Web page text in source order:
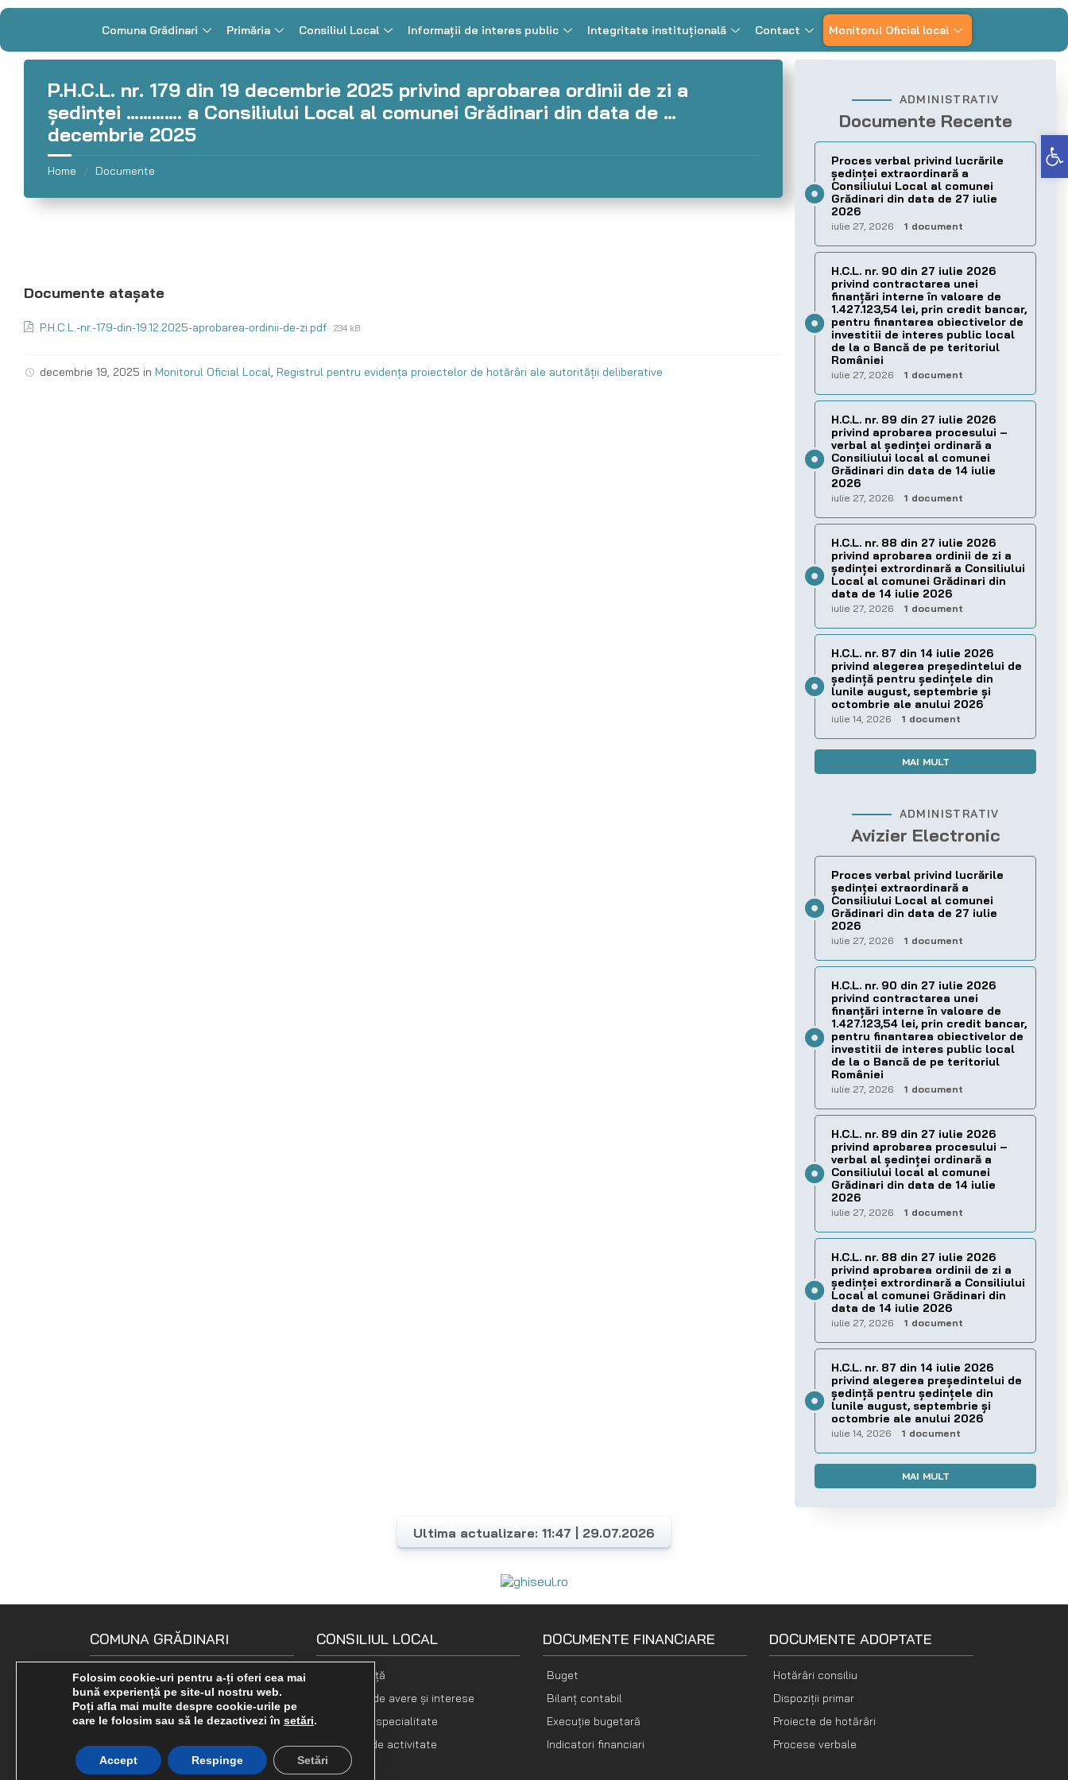
Deschide bara de unelte
Comuna Grădinari Primăria Consiliul Local Informații de interes public Integritate instituțională Contact Monitorul Oficial local
P.H.C.L. nr. 179 din 19 decembrie 2025 privind aprobarea ordinii de zi a
şedinţei …………. a Consiliului Local al comunei Grădinari din data de …
decembrie 2025
Home / Documente
P.H.C.L.-nr.-179-din-19.12.2025-aprobarea-ordinii-de-zi.pdf 234 kB
decembrie 19, 2025 in Monitorul Oficial Local, Registrul pentru evidența proiectelor de hotărâri ale autorității deliberative
ADMINISTRATIV
Documente Recente
Proces verbal privind lucrările
ședinței extraordinară a
Consiliului Local al comunei
Grădinari din data de 27 iulie
2026
iulie 27, 2026 1 document
H.C.L. nr. 90 din 27 iulie 2026
privind contractarea unei
finanțări interne în valoare de
1.427.123,54 lei, prin credit bancar,
pentru finantarea obiectivelor de
investitii de interes public local
de la o Bancă de pe teritoriul
României
iulie 27, 2026 1 document
H.C.L. nr. 89 din 27 iulie 2026
privind aprobarea procesului –
verbal al şedinţei ordinară a
Consiliului local al comunei
Grădinari din data de 14 iulie
2026
iulie 27, 2026 1 document
H.C.L. nr. 88 din 27 iulie 2026
privind aprobarea ordinii de zi a
şedinţei extrordinară a Consiliului
Local al comunei Grădinari din
data de 14 iulie 2026
iulie 27, 2026 1 document
H.C.L. nr. 87 din 14 iulie 2026
privind alegerea preşedintelui de
şedinţă pentru ședințele din
lunile august, septembrie și
octombrie ale anului 2026
iulie 14, 2026 1 document
MAI MULT
ADMINISTRATIV
Avizier Electronic
Proces verbal privind lucrările
ședinței extraordinară a
Consiliului Local al comunei
Grădinari din data de 27 iulie
2026
iulie 27, 2026 1 document
H.C.L. nr. 90 din 27 iulie 2026
privind contractarea unei
finanțări interne în valoare de
1.427.123,54 lei, prin credit bancar,
pentru finantarea obiectivelor de
investitii de interes public local
de la o Bancă de pe teritoriul
României
iulie 27, 2026 1 document
H.C.L. nr. 89 din 27 iulie 2026
privind aprobarea procesului –
verbal al şedinţei ordinară a
Consiliului local al comunei
Grădinari din data de 14 iulie
2026
iulie 27, 2026 1 document
H.C.L. nr. 88 din 27 iulie 2026
privind aprobarea ordinii de zi a
şedinţei extrordinară a Consiliului
Local al comunei Grădinari din
data de 14 iulie 2026
iulie 27, 2026 1 document
H.C.L. nr. 87 din 14 iulie 2026
privind alegerea preşedintelui de
şedinţă pentru ședințele din
lunile august, septembrie și
octombrie ale anului 2026
iulie 14, 2026 1 document
MAI MULT
Ultima actualizare: 11:47 | 29.07.2026
COMUNA GRĂDINARI
Loc. Gradinari, str. Principala, Nr.
190
0255 575 722
primariagradinari@yahoo.com
CONSILIUL LOCAL
Componență
Declarații de avere și interese
Comisii de specialitate
Rapoarte de activitate
DOCUMENTE FINANCIARE
Buget
Bilanț contabil
Execuție bugetară
Indicatori financiari
DOCUMENTE ADOPTATE
Hotărâri consiliu
Dispoziții primar
Proiecte de hotărâri
Procese verbale
Folosim cookie-uri pentru a-ți oferi cea mai
bună experiență pe site-ul nostru web.
Poți afla mai multe despre cookie-urile pe
care le folosim sau să le dezactivezi în setări.
Accept Respinge Setări